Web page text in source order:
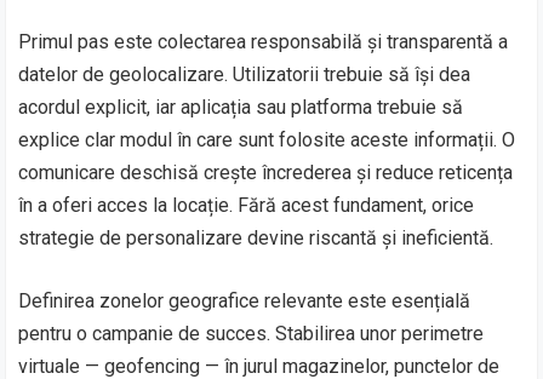
Primul pas este colectarea responsabilă și transparentă a
datelor de geolocalizare. Utilizatorii trebuie să își dea
acordul explicit, iar aplicația sau platforma trebuie să
explice clar modul în care sunt folosite aceste informații. O
comunicare deschisă crește încrederea și reduce reticența
în a oferi acces la locație. Fără acest fundament, orice
strategie de personalizare devine riscantă și ineficientă.
Definirea zonelor geografice relevante este esențială
pentru o campanie de succes. Stabilirea unor perimetre
virtuale — geofencing — în jurul magazinelor, punctelor de